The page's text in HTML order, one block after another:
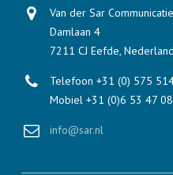
Van der Sar Communicatie
Damlaan 4
7211 CJ Eefde, Nederland
Telefoon +31 (0) 575
Mobiel +31 (0)6 53 47
info@sar.nl